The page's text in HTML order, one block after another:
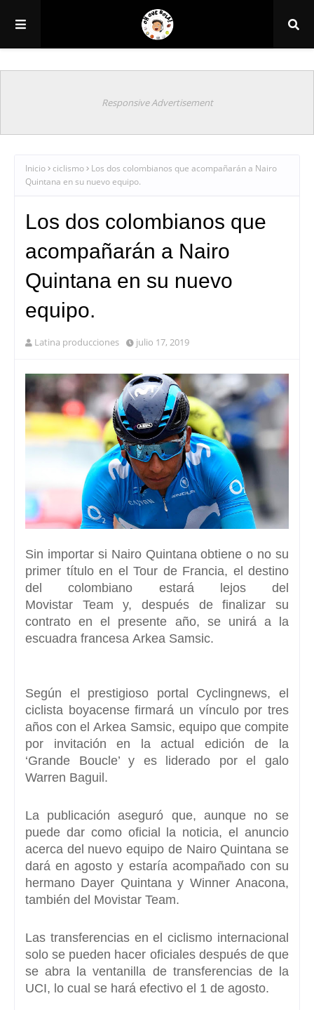
Responsive Advertisement
Inicio ciclismo
Los dos colombianos que acompañarán a Nairo
Quintana en su nuevo equipo.
Los dos colombianos que
acompañarán a Nairo
Quintana en su nuevo
equipo.
Latina producciones julio 17, 2019
Sin importar si Nairo Quintana obtiene o no su
primer título en el Tour de Francia, el destino
del colombiano estará lejos del
Movistar Team y, después de finalizar su
contrato en el presente año, se unirá a la
escuadra francesa Arkea Samsic.
Según el prestigioso portal Cyclingnews,el
ciclista boyacense firmará un vínculo por tres
años con el Arkea Samsic, equipo que compite
por invitación en la actual edición de la
‘Grande Boucle’ y es liderado por el galo
Warren Baguil.
La publicación aseguró que, aunque no se
puede dar como oficial la noticia, el anuncio
acerca del nuevo equipo de Nairo Quintana se
dará en agosto y estaría acompañado con su
hermano Dayer Quintana y Winner Anacona,
también del Movistar Team.
Las transferencias en el ciclismo internacional
solo se pueden hacer oficiales después de que
se abra la ventanilla de transferencias de la
UCI, lo cual se hará efectivo el 1 de agosto.